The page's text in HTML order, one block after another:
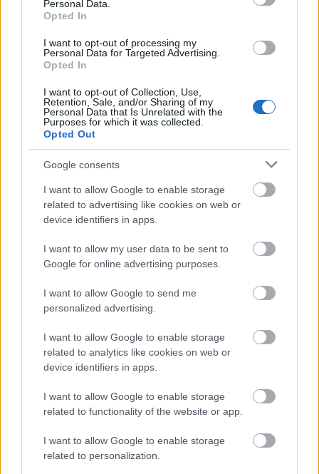
Personal Data.
Opted In
I want to opt-out of processing my
Personal Data for Targeted Advertising.
Opted In
I want to opt-out of Collection, Use,
Retention, Sale, and/or Sharing of my
Personal Data that Is Unrelated with the
Purposes for which it was collected.
Opted Out
Google consents
I want to allow Google to enable storage
related to advertising like cookies on web or
device identifiers in apps.
I want to allow my user data to be sent to
Google for online advertising purposes.
I want to allow Google to send me
personalized advertising.
I want to allow Google to enable storage
related to analytics like cookies on web or
device identifiers in apps.
I want to allow Google to enable storage
related to functionality of the website or app.
I want to allow Google to enable storage
related to personalization.
Ezeket olvastad már?
Russell Crowe nemcsak rengeteget fogyott, de
brutálisan ki is gyúrta magát
Meghan Markle születésnapi fotói láttán
mindenkiben ugyanaz a kérdés merül fel
Így lett a tündéri kisfiúból Dylan Sprouse a világ
egyik legsármosabb férfija